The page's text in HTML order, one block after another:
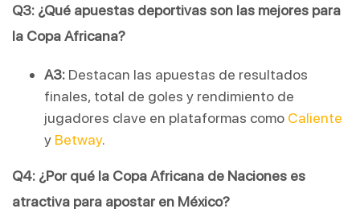
Q3: ¿Qué apuestas deportivas son las mejores para
la Copa Africana?
A3: Destacan las apuestas de resultados
finales, total de goles y rendimiento de
jugadores clave en plataformas como Caliente
y Betway.
Q4: ¿Por qué la Copa Africana de Naciones es
atractiva para apostar en México?